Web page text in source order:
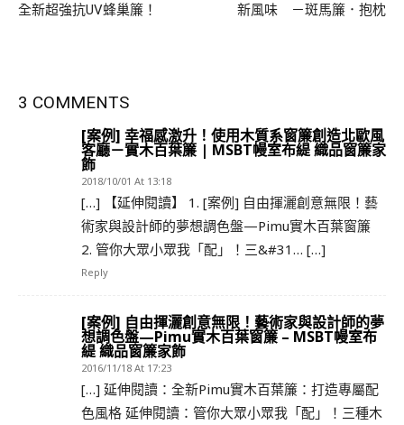
全新超強抗UV蜂巢簾！
新風味 －斑馬簾．抱枕
3 COMMENTS
[案例] 幸福感激升！使用木質系窗簾創造北歐風
客廳－實木百葉簾 | MSBT幔室布緹 織品窗簾家
飾
2018/10/01 At 13:18
[…] 【延伸閱讀】 1. [案例] 自由揮灑創意無限！藝
術家與設計師的夢想調色盤—Pimu實木百葉窗簾
2. 管你大眾小眾我「配」！三&#31… […]
Reply
[案例] 自由揮灑創意無限！藝術家與設計師的夢
想調色盤—Pimu實木百葉窗簾 – MSBT幔室布
緹 織品窗簾家飾
2016/11/18 At 17:23
[…] 延伸閱讀：全新Pimu實木百葉簾：打造專屬配
色風格 延伸閱讀：管你大眾小眾我「配」！三種木